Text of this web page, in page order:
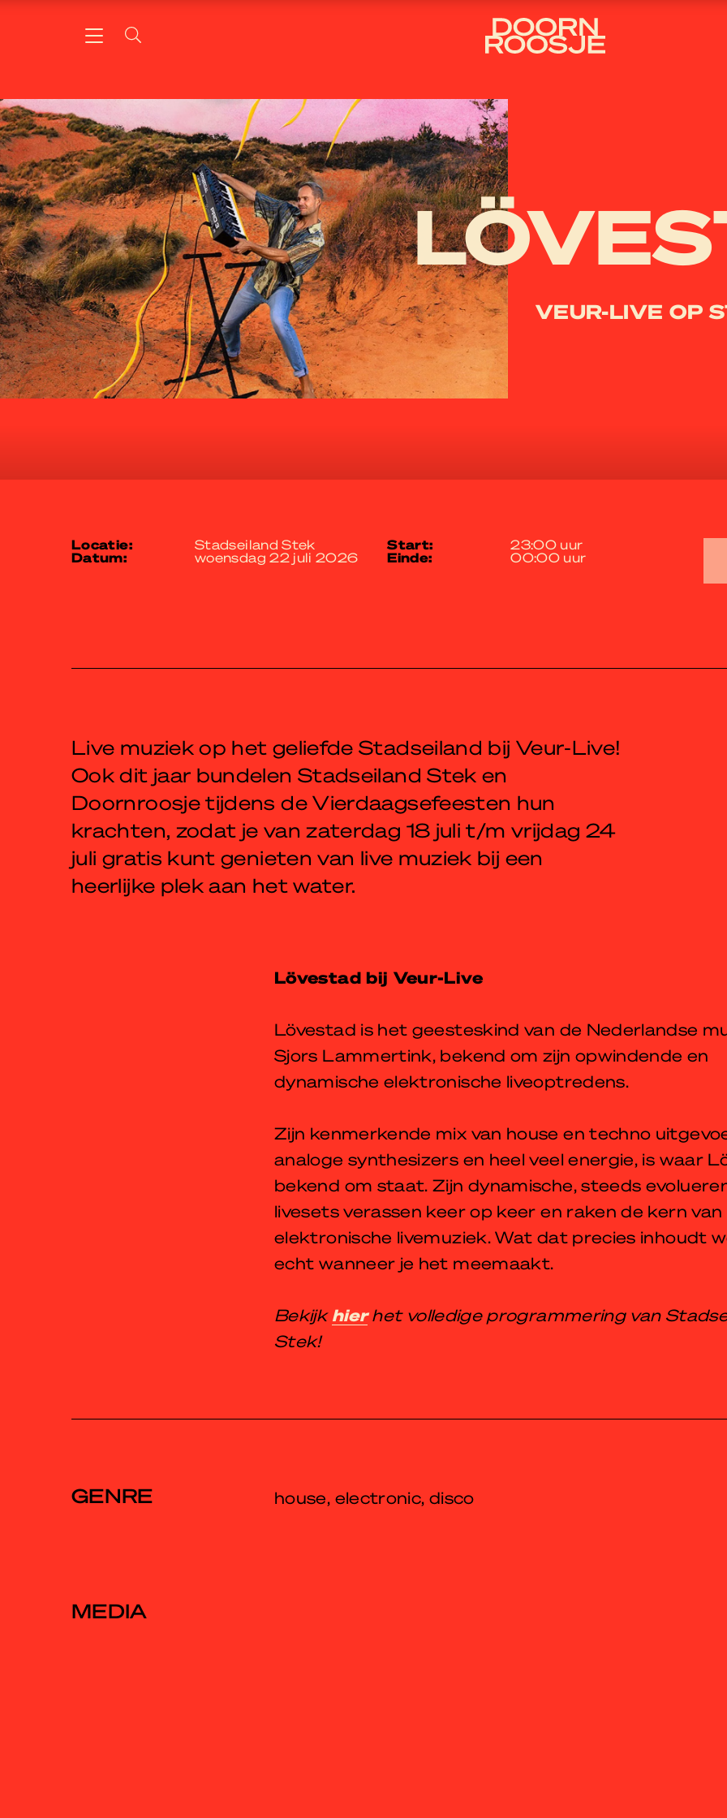
VEUR-LIVE OP
locatie: Stadseiland Stek
datum: woensdag 22 juli 2026
start: 23:00 uur
einde: 00:00 uur
Live muziek op het geliefde Stadseiland bij Veur-Live!
Ook dit jaar bundelen Stadseiland Stek en
Doornroosje tijdens de Vierdaagsefeesten hun
krachten, zodat je van zaterdag 18 juli t/m vrijdag 24
juli gratis kunt genieten van live muziek bij een
heerlijke plek aan het water.
Lövestad bij Veur-Live
Lövestad is het geesteskind van de Nederlandse
Sjors Lammertink, bekend om zijn opwindende en
dynamische elektronische liveoptredens.
Zijn kenmerkende mix van house en techno
analoge synthesizers en heel veel energie, is waar
bekend om staat. Zijn dynamische, steeds
livesets verassen keer op keer en raken de kern van
elektronische livemuziek. Wat dat precies inhoudt
echt wanneer je het meemaakt.
Bekijkhierhet volledige programmering van
Stek!
GENRE house, electronic, disco
MEDIA